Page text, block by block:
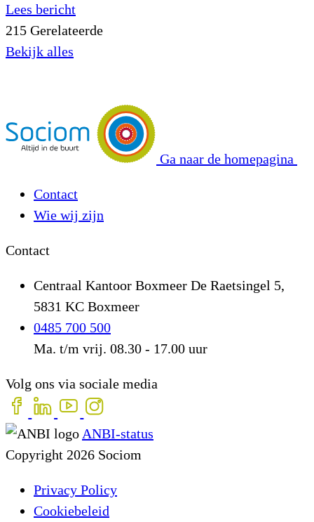
Lees bericht
215 Gerelateerde
Bekijk alles
Ga naar de homepagina
Contact
Wie wij zijn
Contact
Centraal Kantoor Boxmeer De Raetsingel 5,
5831 KC Boxmeer
0485 700 500
Ma. t/m vrij. 08.30 - 17.00 uur
Volg ons via sociale media
ANBI-status
Copyright 2026 Sociom
Privacy Policy
Cookiebeleid